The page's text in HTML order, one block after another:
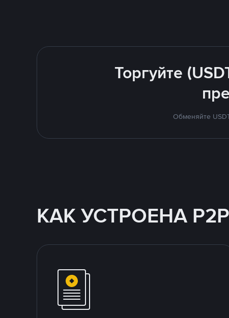
Торгуйте
Обменяйте
КАК УСТРОЕНА